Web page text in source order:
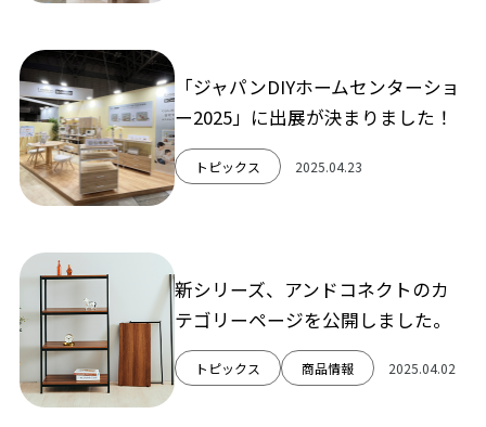
「ジャパンDIYホームセンターショ
ー2025」に出展が決まりました！
トピックス 2025.04.23
新シリーズ、アンドコネクトのカ
テゴリーページを公開しました。
トピックス 商品情報 2025.04.02